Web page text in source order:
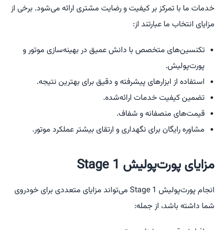
خدمات ما با تمرکز بر کیفیت و رضایت مشتری ارائه می‌شود. برخی از
مزایای انتخاب ما عبارتند از:
تکنسین‌های متخصص با دانش عمیق در بهینه‌سازی موتور و
پورت‌پولیش.
استفاده از ابزارهای پیشرفته و دقیق برای بهترین نتیجه.
تضمین کیفیت خدمات ارائه‌شده.
قیمت‌های منصفانه و شفاف.
مشاوره رایگان برای نگهداری و ارتقای بیشتر عملکرد موتور.
مزایای پورت‌پولیش Stage 1
انجام پورت‌پولیش Stage 1 می‌تواند مزایای متعددی برای خودروی
شما داشته باشد، از جمله: